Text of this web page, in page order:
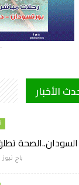
- الإعلانات -
الأخبار
السودان..الصحة
باج نيوز